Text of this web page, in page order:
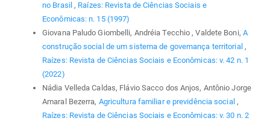
no Brasil , Raízes: Revista de Ciências Sociais e
Econômicas: n. 15 (1997)
Giovana Paludo Giombelli, Andréia Tecchio , Valdete Boni, A
construção social de um sistema de governança territorial ,
Raízes: Revista de Ciências Sociais e Econômicas: v. 42 n. 1
(2022)
Nádia Velleda Caldas, Flávio Sacco dos Anjos, Antônio Jorge
Amaral Bezerra, Agricultura familiar e previdência social ,
Raízes: Revista de Ciências Sociais e Econômicas: v. 30 n. 2